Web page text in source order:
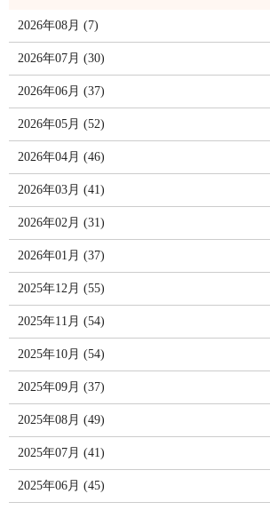
2026年08月 (7)
2026年07月 (30)
2026年06月 (37)
2026年05月 (52)
2026年04月 (46)
2026年03月 (41)
2026年02月 (31)
2026年01月 (37)
2025年12月 (55)
2025年11月 (54)
2025年10月 (54)
2025年09月 (37)
2025年08月 (49)
2025年07月 (41)
2025年06月 (45)